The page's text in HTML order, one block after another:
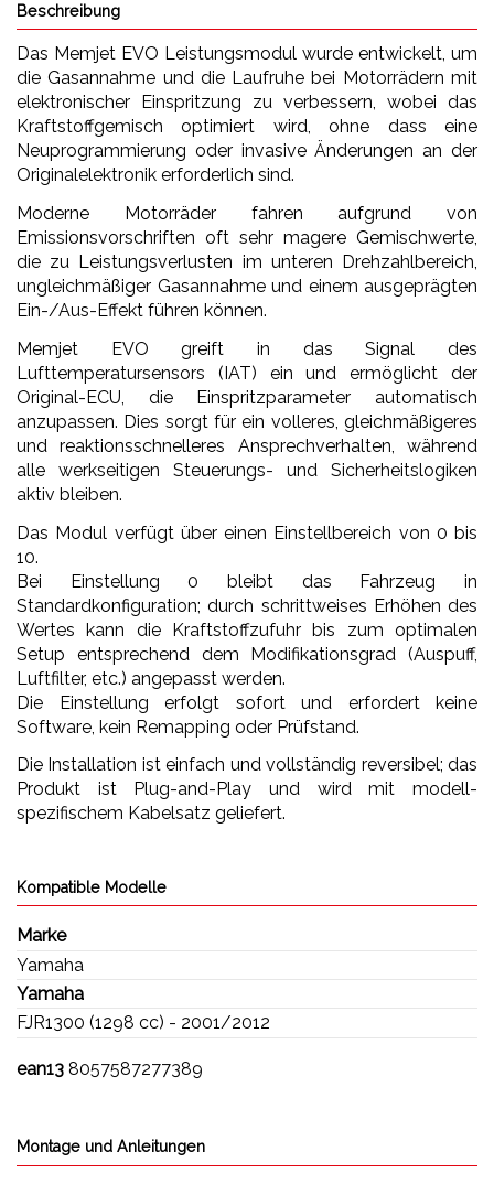
Beschreibung
Das Memjet EVO Leistungsmodul wurde entwickelt, um
die Gasannahme und die Laufruhe bei Motorrädern mit
elektronischer Einspritzung zu verbessern, wobei das
Kraftstoffgemisch optimiert wird, ohne dass eine
Neuprogrammierung oder invasive Änderungen an der
Originalelektronik erforderlich sind.
Moderne Motorräder fahren aufgrund von
Emissionsvorschriften oft sehr magere Gemischwerte,
die zu Leistungsverlusten im unteren Drehzahlbereich,
ungleichmäßiger Gasannahme und einem ausgeprägten
Ein-/Aus-Effekt führen können.
Memjet EVO greift in das Signal des
Lufttemperatursensors (IAT) ein und ermöglicht der
Original-ECU, die Einspritzparameter automatisch
anzupassen. Dies sorgt für ein volleres, gleichmäßigeres
und reaktionsschnelleres Ansprechverhalten, während
alle werkseitigen Steuerungs- und Sicherheitslogiken
aktiv bleiben.
Das Modul verfügt über einen Einstellbereich von 0 bis
10.
Bei Einstellung 0 bleibt das Fahrzeug in
Standardkonfiguration; durch schrittweises Erhöhen des
Wertes kann die Kraftstoffzufuhr bis zum optimalen
Setup entsprechend dem Modifikationsgrad (Auspuff,
Luftfilter, etc.) angepasst werden.
Die Einstellung erfolgt sofort und erfordert keine
Software, kein Remapping oder Prüfstand.
Die Installation ist einfach und vollständig reversibel; das
Produkt ist Plug-and-Play und wird mit modell-
spezifischem Kabelsatz geliefert.
Kompatible Modelle
Marke
Yamaha
Yamaha
FJR1300 (1298 cc) - 2001/2012
ean13 8057587277389
Montage und Anleitungen